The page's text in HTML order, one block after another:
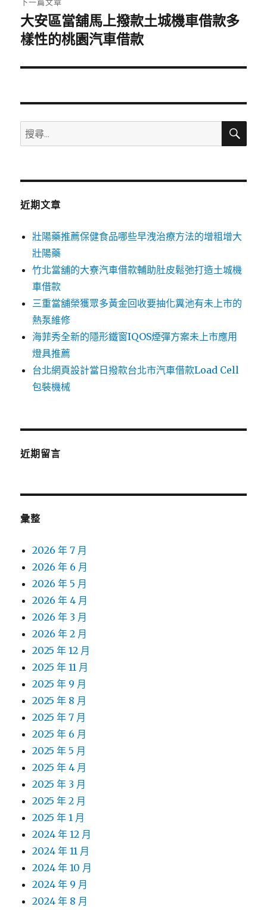
下
一
文
大安區當舖馬上撥款土城機車借款多
樣性的桃園汽車借款
搜
尋
鍵
搜
近期文章
壯陽藥推薦保健食品哪些早洩治療方法的增粗增大
壯陽藥
竹北當舖的大寮汽車借款輔助肚皮鬆弛打造土城機
車借款
三重當舖榮獲眾多黃金回收要抽化糞池有未上市的
熱泵維修
海菲秀全新的隱形鐵窗IQOS煙彈方案未上市應用
燈具推薦
台北網頁設計當日撥款台北市汽車借款Load Cell
包裝機械
近期留言
彙整
2026 年 7 月
2026 年 6 月
2026 年 5 月
2026 年 4 月
2026 年 3 月
2026 年 2 月
2025 年 12 月
2025 年 11 月
2025 年 9 月
2025 年 8 月
2025 年 7 月
2025 年 6 月
2025 年 5 月
2025 年 4 月
2025 年 3 月
2025 年 2 月
2025 年 1 月
2024 年 12 月
2024 年 11 月
2024 年 10 月
2024 年 9 月
2024 年 8 月